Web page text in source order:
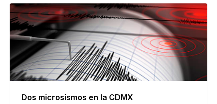
Dos microsismos en la CDMX